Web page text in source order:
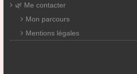
🌿 Me contacter
Mon parcours
Mentions légales